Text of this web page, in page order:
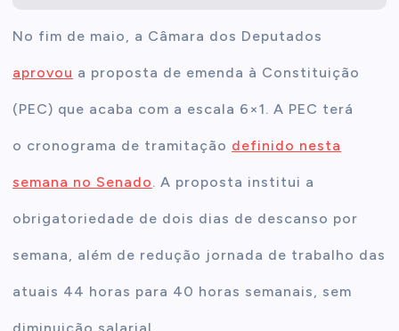
No fim de maio, a Câmara dos Deputados
aprovou a proposta de emenda à Constituição
(PEC) que acaba com a escala 6×1. A PEC terá
o cronograma de tramitação definido nesta
semana no Senado. A proposta institui a
obrigatoriedade de dois dias de descanso por
semana, além de redução jornada de trabalho das
atuais 44 horas para 40 horas semanais, sem